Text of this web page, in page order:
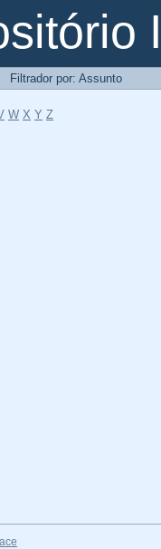
Filtrador por: Assunto
W X Y Z